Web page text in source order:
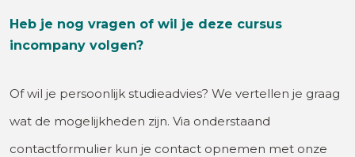
Heb je nog vragen of wil je deze cursus
incompany volgen?
Of wil je persoonlijk studieadvies? We vertellen je graag
wat de mogelijkheden zijn. Via onderstaand
contactformulier kun je contact opnemen met onze